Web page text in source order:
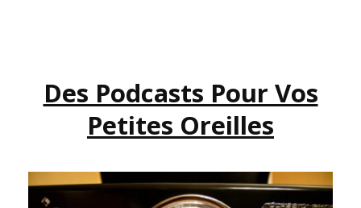
SCIENTIFIQUE,
OU
COMMENT
ALICE
PASSÉE
DE
Des Podcasts Pour Vos
Petites Oreilles